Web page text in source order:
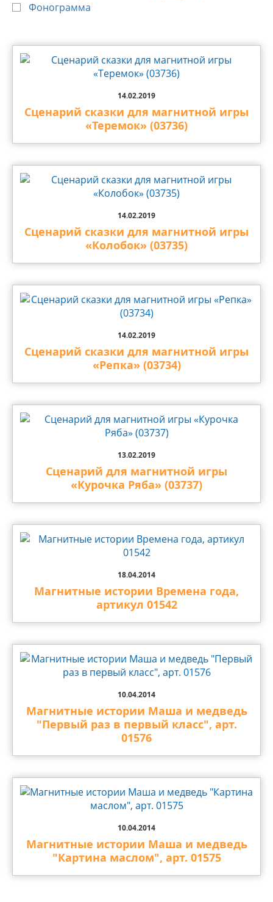
Фонограмма
14.02.2019
Сценарий сказки для магнитной игры
«Теремок» (03736)
14.02.2019
Сценарий сказки для магнитной игры
«Колобок» (03735)
14.02.2019
Сценарий сказки для магнитной игры
«Репка» (03734)
13.02.2019
Сценарий для магнитной игры
«Курочка Ряба» (03737)
18.04.2014
Магнитные истории Времена года,
артикул 01542
10.04.2014
Магнитные истории Маша и медведь
"Первый раз в первый класс", арт.
01576
10.04.2014
Магнитные истории Маша и медведь
"Картина маслом", арт. 01575